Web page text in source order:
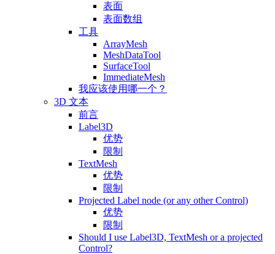
表面
表面数组
工具
ArrayMesh
MeshDataTool
SurfaceTool
ImmediateMesh
我应该使用哪一个？
3D 文本
前言
Label3D
优势
限制
TextMesh
优势
限制
Projected Label node (or any other Control)
优势
限制
Should I use Label3D, TextMesh or a projected
Control?